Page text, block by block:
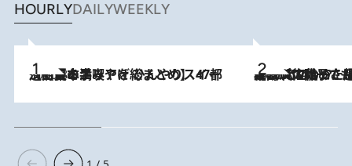
HOURLYDAILYWEEKLY
2026.8.5
【西日本エリアを総まとめ】 47都道府県の手みやげ ひんやりスイーツで夏を満喫 2026.8.5
【阿川佐和子さんの年とる力】なぜ70代で始めた趣味は“こんなに楽しい”のか？ ピアノ、俳句…スランプに陥っても続けられる“ある秘訣”とは